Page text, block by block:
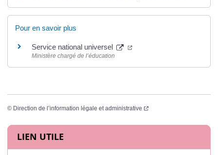
Pour en savoir plus
Service national universel (ouverture dans un nouvel
Ministère chargé de l’éducation
© Direction de l’information légale et administrative (ouverture dans un
Informations complémentaires
LIEN UTILE